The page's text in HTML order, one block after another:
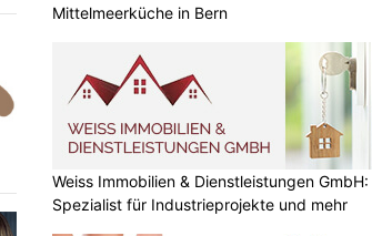
Mittelmeerküche in Bern
Weiss Immobilien & Dienstleistungen GmbH:
Spezialist für Industrieprojekte und mehr